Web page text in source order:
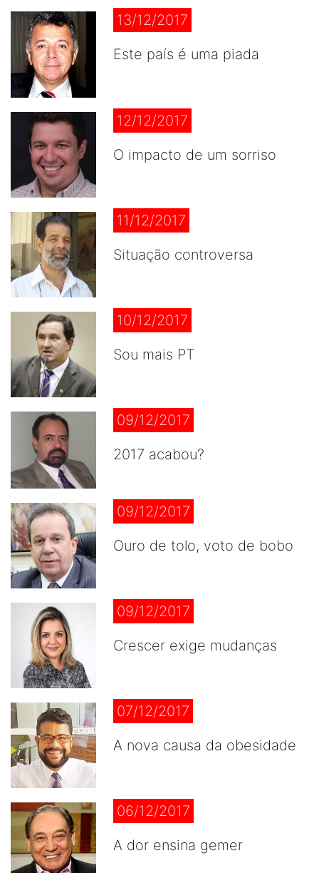
13/12/2017
Este país é uma piada
12/12/2017
O impacto de um sorriso
11/12/2017
Situação controversa
10/12/2017
Sou mais PT
09/12/2017
2017 acabou?
09/12/2017
Ouro de tolo, voto de bobo
09/12/2017
Crescer exige mudanças
07/12/2017
A nova causa da obesidade
06/12/2017
A dor ensina gemer